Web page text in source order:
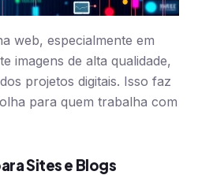
web, especialmente em
imagens de alta qualidade,
projetos digitais. Isso faz
para quem trabalha com
Sites e Blogs